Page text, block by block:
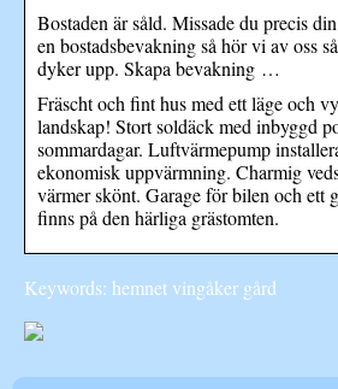
Bostaden är såld. Missade du precis
en bostadsbevakning så hör vi av oss
dyker upp. Skapa bevakning …
Fräscht och fint hus med ett läge och
landskap! Stort soldäck med inbyggd
sommardagar. Luftvärmepump
ekonomisk uppvärmning. Charmig
värmer skönt. Garage för bilen och ett
finns på den härliga grästomten.
Keywords: hemnet vingåker gård